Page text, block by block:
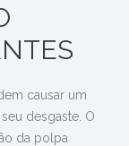
causar um
desgaste. O
da polpa